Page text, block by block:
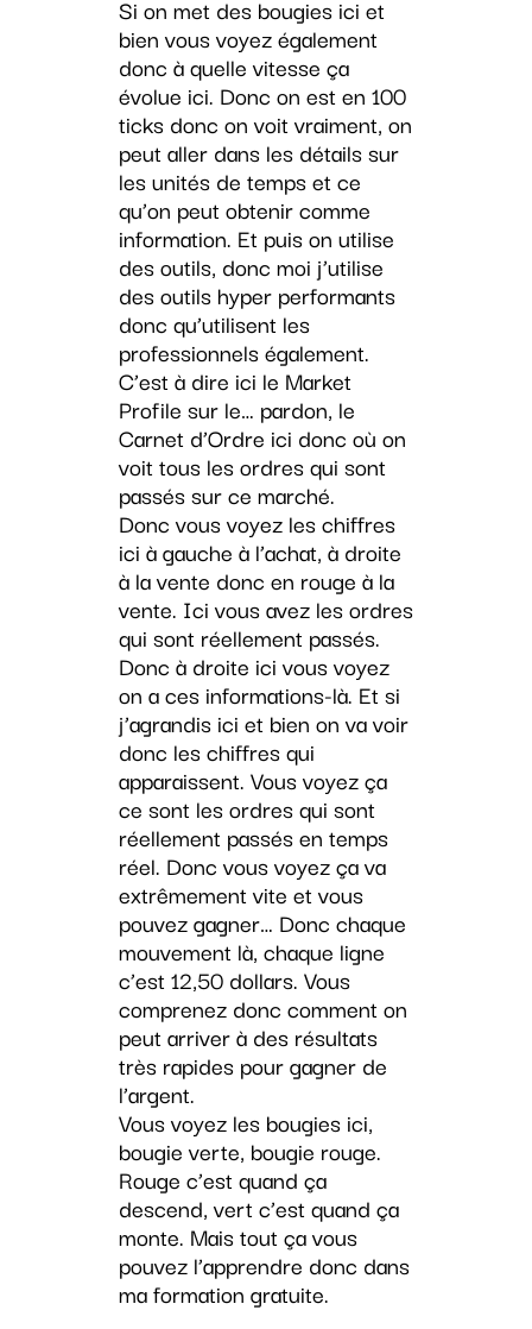
Si on met des bougies ici et
bien vous voyez également
donc à quelle vitesse ça
évolue ici. Donc on est en 100
ticks donc on voit vraiment, on
peut aller dans les détails sur
les unités de temps et ce
qu’on peut obtenir comme
information. Et puis on utilise
des outils, donc moi j’utilise
des outils hyper performants
donc qu’utilisent les
professionnels également.
C’est à dire ici le Market
Profile sur le… pardon, le
Carnet d’Ordre ici donc où on
voit tous les ordres qui sont
passés sur ce marché.
Donc vous voyez les chiffres
ici à gauche à l’achat, à droite
à la vente donc en rouge à la
vente. Ici vous avez les ordres
qui sont réellement passés.
Donc à droite ici vous voyez
on a ces informations-là. Et si
j’agrandis ici et bien on va voir
donc les chiffres qui
apparaissent. Vous voyez ça
ce sont les ordres qui sont
réellement passés en temps
réel. Donc vous voyez ça va
extrêmement vite et vous
pouvez gagner… Donc chaque
mouvement là, chaque ligne
c’est 12,50 dollars. Vous
comprenez donc comment on
peut arriver à des résultats
très rapides pour gagner de
l’argent.
Vous voyez les bougies ici,
bougie verte, bougie rouge.
Rouge c’est quand ça
descend, vert c’est quand ça
monte. Mais tout ça vous
pouvez l’apprendre donc dans
ma formation gratuite.